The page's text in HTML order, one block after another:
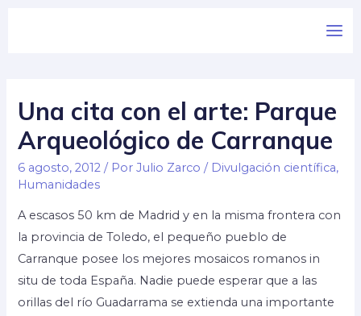
Una cita con el arte: Parque
Arqueológico de Carranque
6 agosto, 2012 / PorJulio Zarco / Divulgación científica,
Humanidades
A escasos 50 km de Madrid y en la misma frontera con
la provincia de Toledo, el pequeño pueblo de
Carranque posee los mejores mosaicos romanos in
situ de toda España. Nadie puede esperar que a las
orillas del río Guadarrama se extienda una importante